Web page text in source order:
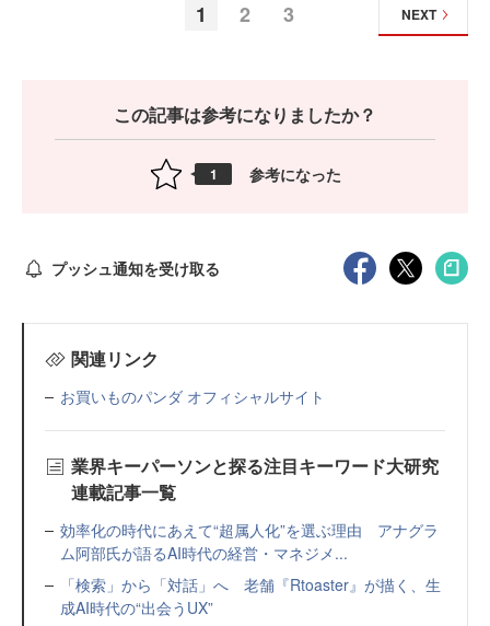
1 2 3 NEXT
この記事は参考になりましたか？
1 参考になった
プッシュ通知を受け取る
関連リンク
お買いものパンダ オフィシャルサイト
業界キーパーソンと探る注目キーワード大研究
連載記事一覧
効率化の時代にあえて“超属人化”を選ぶ理由 アナグラ
ム阿部氏が語るAI時代の経営・マネジメ...
「検索」から「対話」へ 老舗『Rtoaster』が描く、生
成AI時代の“出会うUX”